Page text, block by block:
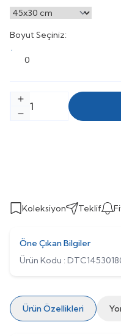
Boyut Seçiniz:
0
Koleksiyon Teklif
Öne Çıkan Bilgiler
Ürün Kodu :
Ürün Özellikleri